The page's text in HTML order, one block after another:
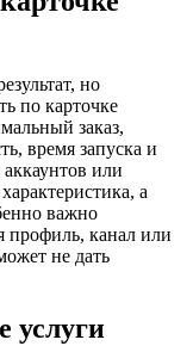
но
по карточке
заказ,
время запуска и
или
а
важно
профиль, канал или
не дать
услуги